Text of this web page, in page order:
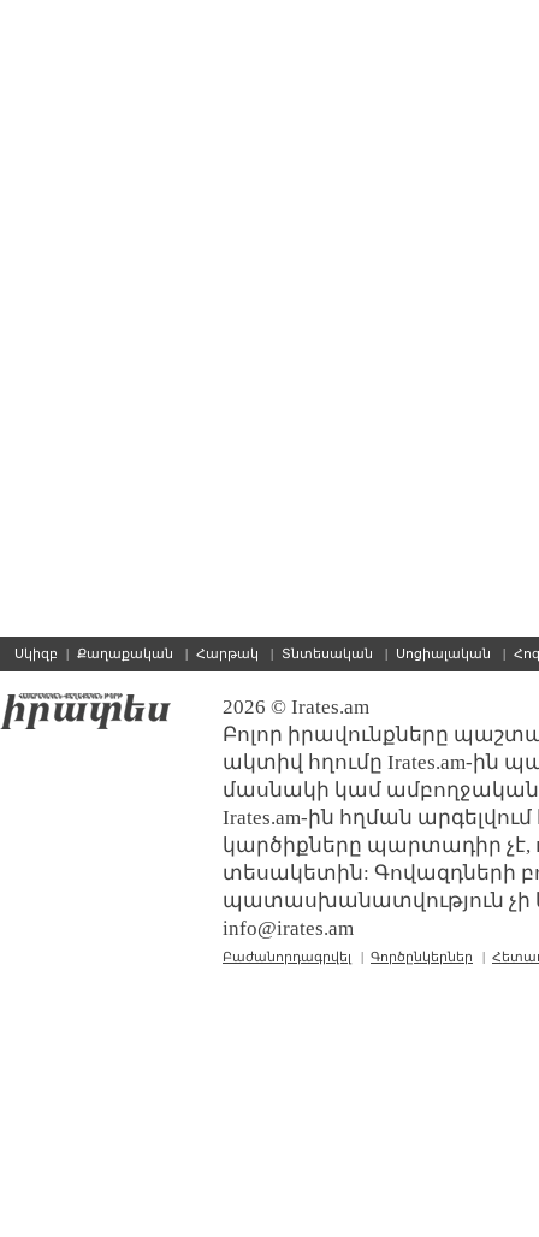
Սկիզբ | Քաղաքական | Հարթակ | Տնտեսական | Սոցիալական |
2026 © Irates.am
Բոլոր իրավունքները
ակտիվ հղումը Irates.am-ին
մասնակի կամ ամբողջական
Irates.am-ին հղման
կարծիքները պարտադիր չէ,
տեսակետին: Գովազդների
պատասխանատվություն չի
info@irates.am
Բաժանորդագրվել | Գործընկերներ |